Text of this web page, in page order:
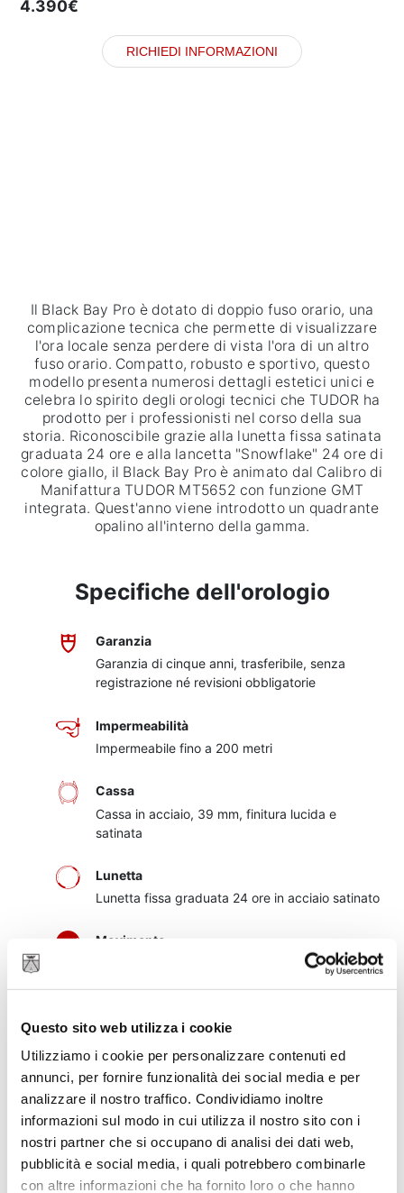
Questo sito web utilizza i cookie
Utilizziamo i cookie per personalizzare contenuti ed
annunci, per fornire funzionalità dei social media e per
analizzare il nostro traffico. Condividiamo inoltre
informazioni sul modo in cui utilizza il nostro sito con i
nostri partner che si occupano di analisi dei dati web,
pubblicità e social media, i quali potrebbero combinarle
con altre informazioni che ha fornito loro o che hanno
4.390€
RICHIEDI INFORMAZIONI
Il Black Bay Pro è dotato di doppio fuso orario, una
complicazione tecnica che permette di visualizzare
l'ora locale senza perdere di vista l'ora di un altro
fuso orario. Compatto, robusto e sportivo, questo
modello presenta numerosi dettagli estetici unici e
celebra lo spirito degli orologi tecnici che TUDOR ha
prodotto per i professionisti nel corso della sua
storia. Riconoscibile grazie alla lunetta fissa satinata
graduata 24 ore e alla lancetta "Snowflake" 24 ore di
colore giallo, il Black Bay Pro è animato dal Calibro di
Manifattura TUDOR MT5652 con funzione GMT
integrata. Quest'anno viene introdotto un quadrante
opalino all'interno della gamma.
Specifiche dell'orologio
Garanzia
Garanzia di cinque anni, trasferibile, senza
registrazione né revisioni obbligatorie
Impermeabilità
Impermeabile fino a 200 metri
Cassa
Cassa in acciaio, 39 mm, finitura lucida e
satinata
Lunetta
Lunetta fissa graduata 24 ore in acciaio satinato
Movimento
Calibro di Manifattura MT5652 (COSC)
Nero, bombato